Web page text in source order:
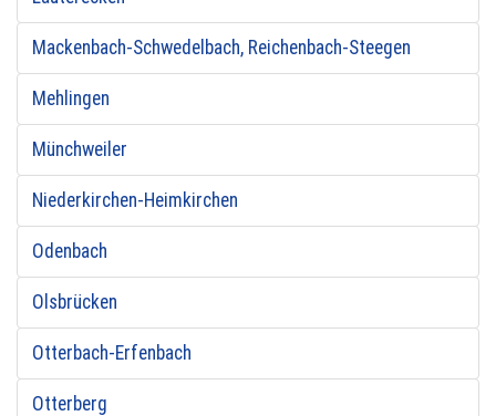
Mackenbach-Schwedelbach, Reichenbach-Steegen
Mehlingen
Münchweiler
Niederkirchen-Heimkirchen
Odenbach
Olsbrücken
Otterbach-Erfenbach
Otterberg